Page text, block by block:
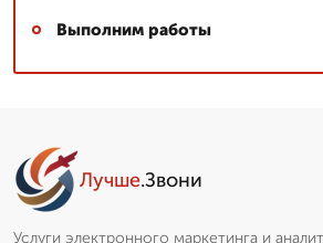
Выполним работы
Лучше.Звони
Услуги электронного маркетинга и